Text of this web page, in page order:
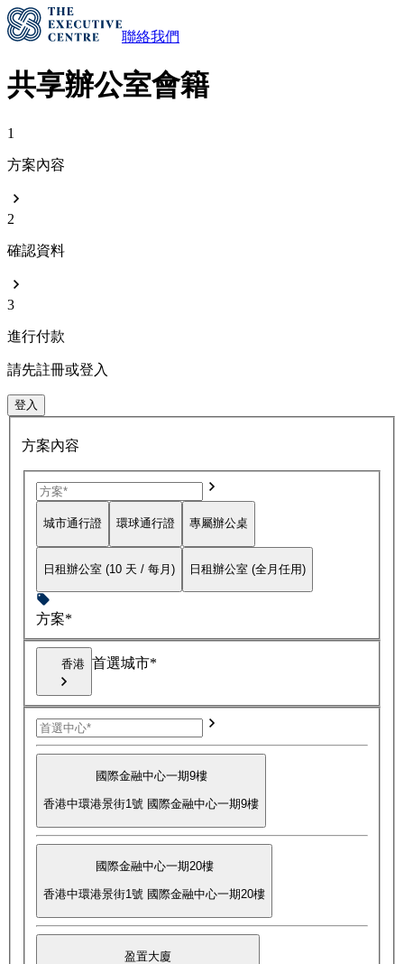
聯絡我們
共享辦公室會籍
1
方案內容
2
確認資料
3
進行付款
請先註冊或登入
登入
方案內容
城市通行證 環球通行證 專屬辦公桌
日租辦公室 (10 天 / 每月) 日租辦公室 (全月任用)
方案*
香港 首選城市*
國際金融中心一期9樓
香港中環港景街1號 國際金融中心一期9樓
國際金融中心一期20樓
香港中環港景街1號 國際金融中心一期20樓
盈置大廈